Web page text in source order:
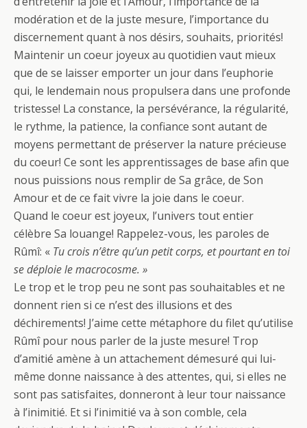
modération et de la juste mesure, l’importance du
discernement quant à nos désirs, souhaits, priorités!
Maintenir un coeur joyeux au quotidien vaut mieux
que de se laisser emporter un jour dans l’euphorie
qui, le lendemain nous propulsera dans une profonde
tristesse! La constance, la persévérance, la régularité,
le rythme, la patience, la confiance sont autant de
moyens permettant de préserver la nature précieuse
du coeur! Ce sont les apprentissages de base afin que
nous puissions nous remplir de Sa grâce, de Son
Amour et de ce fait vivre la joie dans le coeur.
Quand le coeur est joyeux, l’univers tout entier
célèbre Sa louange! Rappelez-vous, les paroles de
Rûmî: « Tu crois n’être qu’un petit corps, et pourtant en toi
se déploie le macrocosme. »
Le trop et le trop peu ne sont pas souhaitables et ne
donnent rien si ce n’est des illusions et des
déchirements! J’aime cette métaphore du filet qu’utilise
Rûmî pour nous parler de la juste mesure! Trop
d’amitié amène à un attachement démesuré qui lui-
même donne naissance à des attentes, qui, si elles ne
sont pas satisfaites, donneront à leur tour naissance
à l’inimitié. Et si l’inimitié va à son comble, cela